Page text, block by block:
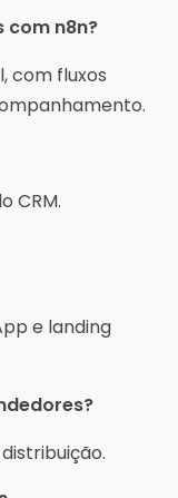
com n8n?
com fluxos
CRM.
e landing